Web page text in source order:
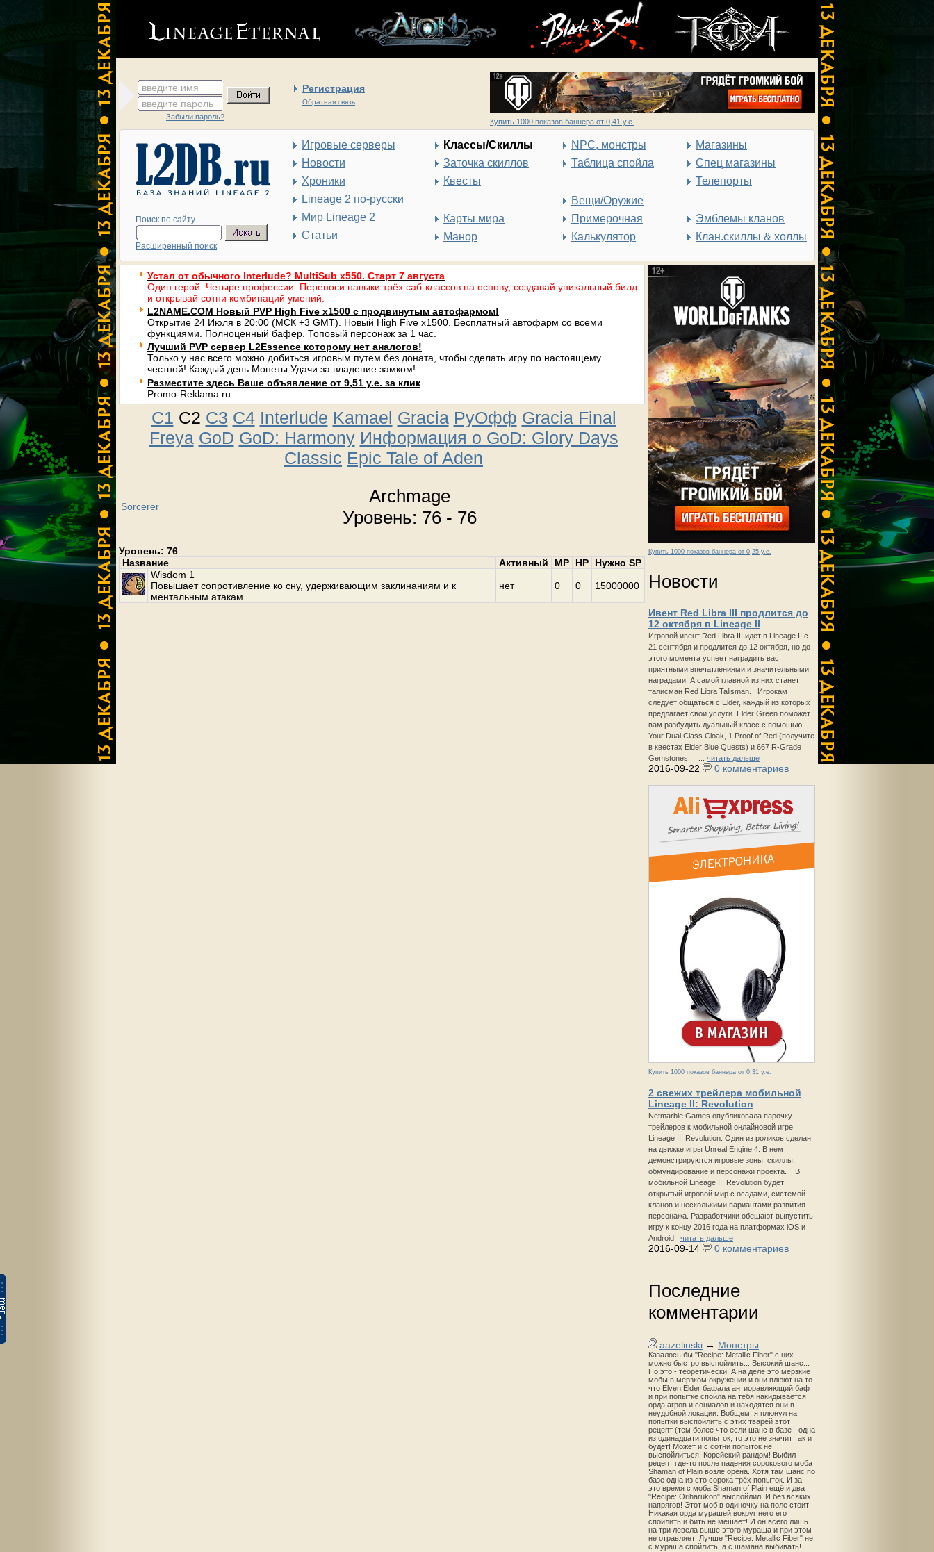
введите имя Регистрация
Обратная связь
введите пароль
Забыли пароль?
Купить 1000 показов баннера от 0,41 у.е.
Поиск по сайту
Расширенный поиск
Игровые серверы
Новости
Хроники
Lineage 2 по-русски
Мир Lineage 2
Статьи
Классы/Скиллы
Заточка скиллов
Квесты
Карты мира
Манор
NPC, монстры
Таблица спойла
Вещи/Оружие
Примерочная
Калькулятор
Магазины
Спец магазины
Телепорты
Эмблемы кланов
Клан.скиллы & холлы
Купить 1000 показов баннера от 0,25 у.е.
Новости
Ивент Red Libra III продлится до
12 октября в Lineage II
Игровой ивент Red Libra III идет в Lineage II с
21 сентября и продлится до 12 октября, но до
этого момента успеет наградить вас
приятными впечатлениями и значительными
наградами! А самой главной из них станет
талисман Red Libra Talisman. Игрокам
следует общаться с Elder, каждый из которых
предлагает свои услуги. Elder Green поможет
вам разбудить дуальный класс с помощью
Your Dual Class Cloak, 1 Proof of Red (получите
в квестах Elder Blue Quests) и 667 R-Grade
Gemstones. ... читать дальше
2016-09-22 0 комментариев
Купить 1000 показов баннера от 0,31 у.е.
2 свежих трейлера мобильной
Lineage II: Revolution
Netmarble Games опубликовала парочку
трейлеров к мобильной онлайновой игре
Lineage II: Revolution. Один из роликов сделан
на движке игры Unreal Engine 4. В нем
демонстрируются игровые зоны, скиллы,
обмундирование и персонажи проекта. В
мобильной Lineage II: Revolution будет
открытый игровой мир с осадами, системой
кланов и несколькими вариантами развития
персонажа. Разработчики обещают выпустить
игру к концу 2016 года на платформах iOS и
Android! читать дальше
2016-09-14 0 комментариев
Последние
комментарии
aazelinski → Монстры
Казалось бы "Recipe: Metallic Fiber" с них
можно быстро выспойлить... Высокий шанс...
Но это - теоретически. А на деле это мерзкие
мобы в мерзком окружении и они плюют на то
что Elven Elder бафала антиоравляющий баф
и при попытке спойла на тебя накидывается
орда агров и социалов и находятся они в
неудобной локации. Вобщем, я плюнул на
попытки выспойлить с этих тварей этот
рецепт (тем более что если шанс в базе - одна
из одинадцати попыток, то это не значит так и
будет! Может и с сотни попыток не
выспойлиться! Корейский рандом! Выбил
рецепт где-то после падения сорокового моба
Shaman of Plain возле орена. Хотя там шанс по
базе одна из сто сорока трёх попыток. И за
это время с моба Shaman of Plain ещё и два
"Recipe: Oriharukon" выспойлил! И без всяких
напрягов! Этот моб в одиночку на поле стоит!
Никакая орда мурашей вокруг него его
спойлить и бить не мешает! И он всего лишь
на три левела выше этого мураша и при этом
не отравляет! Лучше "Recipe: Metallic Fiber" не
с мураша спойлить, а с шамана выбивать!
Устал от обычного Interlude? MultiSub x550. Старт 7 августа
Один герой. Четыре профессии. Переноси навыки трёх саб-классов на основу, создавай уникальный билд
и открывай сотни комбинаций умений.
L2NAME.COM Новый PVP High Five x1500 с продвинутым автофармом!
Открытие 24 Июля в 20:00 (МСК +3 GMT). Новый High Five x1500. Бесплатный автофарм со всеми
функциями. Полноценный бафер. Топовый персонаж за 1 час.
Лучший PVP сервер L2Essence которому нет аналогов!
Только у нас всего можно добиться игровым путем без доната, чтобы сделать игру по настоящему
честной! Каждый день Монеты Удачи за владение замком!
Разместите здесь Ваше объявление от 9,51 у.е. за клик
Promo-Reklama.ru
C1 C2 C3 C4 Interlude Kamael Gracia РуОфф Gracia Final
Freya GoD GoD: Harmony Информация о GoD: Glory Days
Classic Epic Tale of Aden
Sorcerer
Archmage
Уровень: 76 - 76
Уровень: 76
Название
Активный MP HP
Нужно SP
Wisdom 1
Повышает сопротивление ко сну, удерживающим заклинаниям и к
ментальным атакам.
нет 0 0 15000000